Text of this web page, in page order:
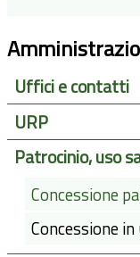
Uffici e contatti
URP
Patrocinio, uso
Concessione
Concessione